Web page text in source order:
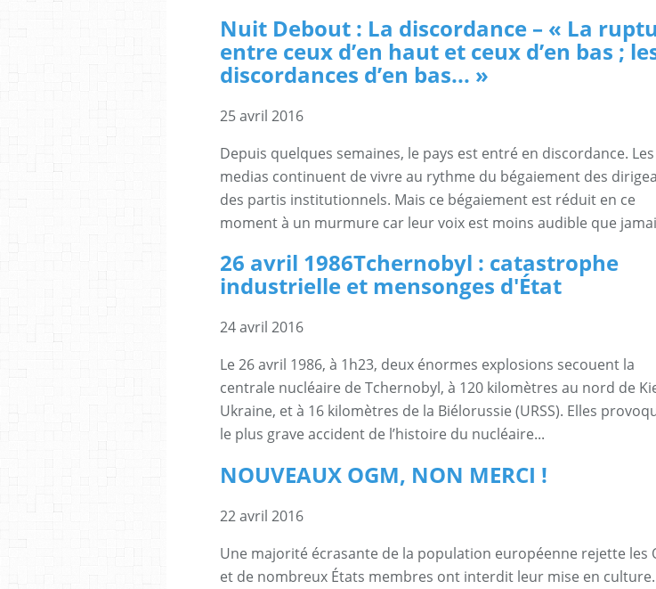
Nuit Debout : La discordance – « La
entre ceux d’en haut et ceux d’en bas ;
discordances d’en bas... »
25 avril 2016
Depuis quelques semaines, le pays est entré en discordance. Les
medias continuent de vivre au rythme du bégaiement des
des partis institutionnels. Mais ce bégaiement est réduit en ce
moment à un murmure car leur voix est moins audible que
26 avril 1986Tchernobyl : catastrophe
industrielle et mensonges d'État
24 avril 2016
Le 26 avril 1986, à 1h23, deux énormes explosions secouent la
centrale nucléaire de Tchernobyl, à 120 kilomètres au nord de
Ukraine, et à 16 kilomètres de la Biélorussie (URSS). Elles
le plus grave accident de l’histoire du nucléaire...
NOUVEAUX OGM, NON MERCI !
22 avril 2016
Une majorité écrasante de la population européenne rejette les
et de nombreux États membres ont interdit leur mise en culture.